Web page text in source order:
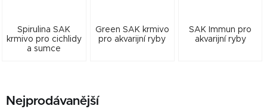
Spirulina SAK
krmivo pro cichlidy
a sumce
Green SAK krmivo
pro akvarijní ryby
SAK Immun pro
akvarijní ryby
Nejprodávanější